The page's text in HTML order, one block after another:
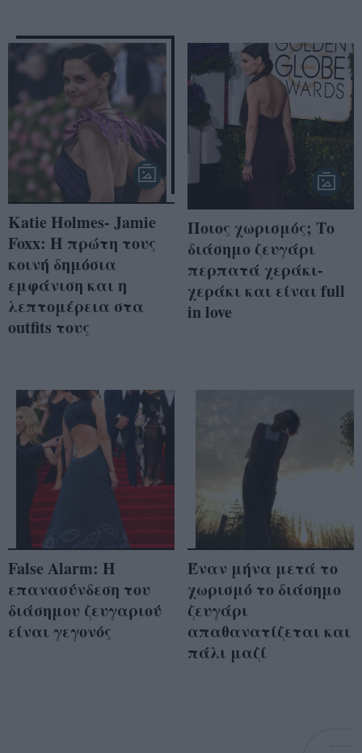
Katie Holmes- Jamie
Foxx: Η πρώτη τους
κοινή δημόσια
εμφάνιση και η
λεπτομέρεια στα
outfits τους
Ποιος χωρισμός; Το
διάσημο ζευγάρι
περπατά χεράκι-
χεράκι και είναι full
in love
False Alarm: Η
επανασύνδεση του
διάσημου ζευγαριού
είναι γεγονός
Έναν μήνα μετά το
χωρισμό το διάσημο
ζευγάρι
απαθανατίζεται και
πάλι μαζί